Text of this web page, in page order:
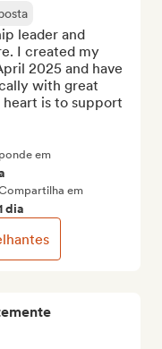
leader and
I created my
2025 and have
with great
is to support
em
em
dia